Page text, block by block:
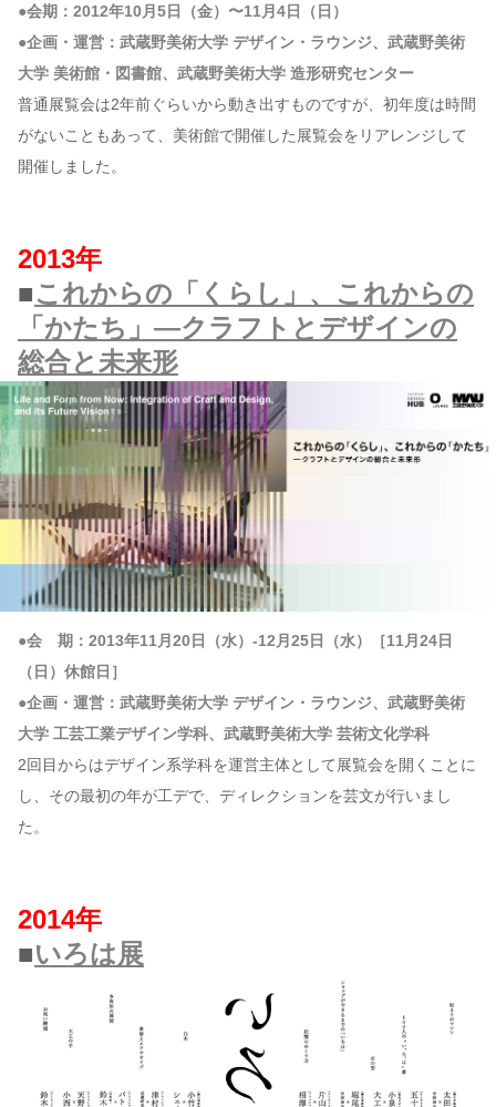
●会期：2012年10月5日（金）〜11月4日（日）
●企画・運営：武蔵野美術大学 デザイン・ラウンジ、武蔵野美術
大学 美術館・図書館、武蔵野美術大学 造形研究センター
普通展覧会は2年前ぐらいから動き出すものですが、初年度は時間
がないこともあって、美術館で開催した展覧会をリアレンジして
開催しました。
2013年
■これからの「くらし」、これからの
「かたち」―クラフトとデザインの
総合と未来形
●会 期：2013年11月20日（水）-12月25日（水）［11月24日
（日）休館日］
●企画・運営：武蔵野美術大学 デザイン・ラウンジ、武蔵野美術
大学 工芸工業デザイン学科、武蔵野美術大学 芸術文化学科
2回目からはデザイン系学科を運営主体として展覧会を開くことに
し、その最初の年が工デで、ディレクションを芸文が行いまし
た。
2014年
■いろは展